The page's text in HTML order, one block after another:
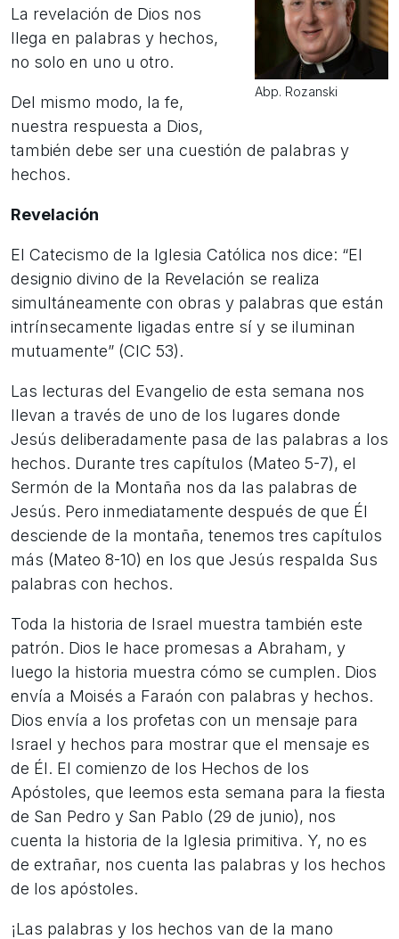
Abp. Rozanski
La revelación de Dios nos
llega en palabras y hechos,
no solo en uno u otro.
Del mismo modo, la fe,
nuestra respuesta a Dios,
también debe ser una cuestión de palabras y
hechos.
Revelación
El Catecismo de la Iglesia Católica nos dice: “El
designio divino de la Revelación se realiza
simultáneamente con obras y palabras que están
intrínsecamente ligadas entre sí y se iluminan
mutuamente” (CIC 53).
Las lecturas del Evangelio de esta semana nos
llevan a través de uno de los lugares donde
Jesús deliberadamente pasa de las palabras a los
hechos. Durante tres capítulos (Mateo 5-7), el
Sermón de la Montaña nos da las palabras de
Jesús. Pero inmediatamente después de que Él
desciende de la montaña, tenemos tres capítulos
más (Mateo 8-10) en los que Jesús respalda Sus
palabras con hechos.
Toda la historia de Israel muestra también este
patrón. Dios le hace promesas a Abraham, y
luego la historia muestra cómo se cumplen. Dios
envía a Moisés a Faraón con palabras y hechos.
Dios envía a los profetas con un mensaje para
Israel y hechos para mostrar que el mensaje es
de Él. El comienzo de los Hechos de los
Apóstoles, que leemos esta semana para la fiesta
de San Pedro y San Pablo (29 de junio), nos
cuenta la historia de la Iglesia primitiva. Y, no es
de extrañar, nos cuenta las palabras y los hechos
de los apóstoles.
¡Las palabras y los hechos van de la mano